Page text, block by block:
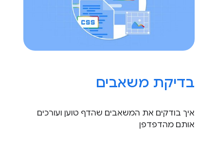
בדיקת משאבים
איך בודקים את המשאבים שהדף טוען ועורכים
אותם מהדפדפן